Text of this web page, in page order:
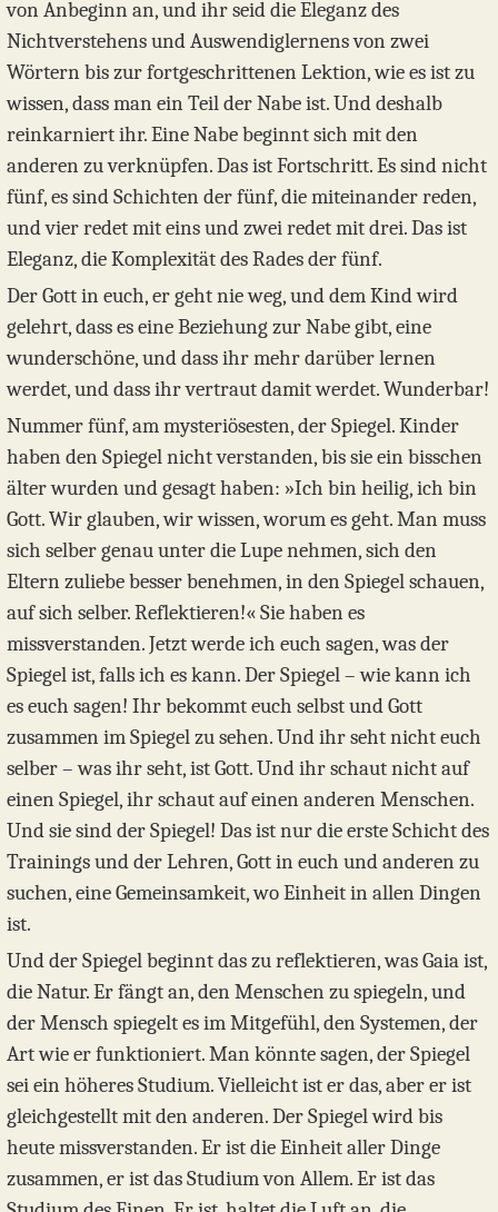
von Anbeginn an, und ihr seid die Eleganz des
Nichtverstehens und Auswendiglernens von zwei
Wörtern bis zur fortgeschrittenen Lektion, wie es ist zu
wissen, dass man ein Teil der Nabe ist. Und deshalb
reinkarniert ihr. Eine Nabe beginnt sich mit den
anderen zu verknüpfen. Das ist Fortschritt. Es sind nicht
fünf, es sind Schichten der fünf, die miteinander reden,
und vier redet mit eins und zwei redet mit drei. Das ist
Eleganz, die Komplexität des Rades der fünf.
Der Gott in euch, er geht nie weg, und dem Kind wird
gelehrt, dass es eine Beziehung zur Nabe gibt, eine
wunderschöne, und dass ihr mehr darüber lernen
werdet, und dass ihr vertraut damit werdet. Wunderbar!
Nummer fünf, am mysteriösesten, der Spiegel. Kinder
haben den Spiegel nicht verstanden, bis sie ein bisschen
älter wurden und gesagt haben: »Ich bin heilig, ich bin
Gott. Wir glauben, wir wissen, worum es geht. Man muss
sich selber genau unter die Lupe nehmen, sich den
Eltern zuliebe besser benehmen, in den Spiegel schauen,
auf sich selber. Reflektieren!« Sie haben es
missverstanden. Jetzt werde ich euch sagen, was der
Spiegel ist, falls ich es kann. Der Spiegel – wie kann ich
es euch sagen! Ihr bekommt euch selbst und Gott
zusammen im Spiegel zu sehen. Und ihr seht nicht euch
selber – was ihr seht, ist Gott. Und ihr schaut nicht auf
einen Spiegel, ihr schaut auf einen anderen Menschen.
Und sie sind der Spiegel! Das ist nur die erste Schicht des
Trainings und der Lehren, Gott in euch und anderen zu
suchen, eine Gemeinsamkeit, wo Einheit in allen Dingen
ist.
Und der Spiegel beginnt das zu reflektieren, was Gaia ist,
die Natur. Er fängt an, den Menschen zu spiegeln, und
der Mensch spiegelt es im Mitgefühl, den Systemen, der
Art wie er funktioniert. Man könnte sagen, der Spiegel
sei ein höheres Studium. Vielleicht ist er das, aber er ist
gleichgestellt mit den anderen. Der Spiegel wird bis
heute missverstanden. Er ist die Einheit aller Dinge
zusammen, er ist das Studium von Allem. Er ist das